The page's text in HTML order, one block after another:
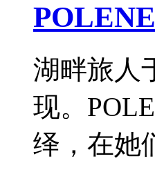
湖畔旅人
现。
绎，在她